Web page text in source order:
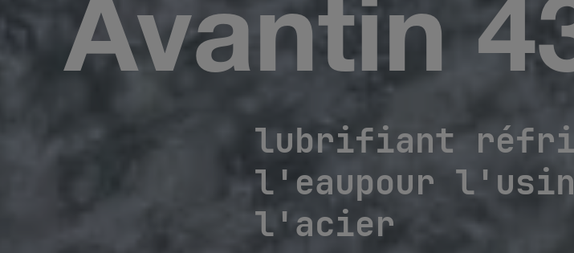
Avantin
lubrifiant
l'eaupour
l'acier